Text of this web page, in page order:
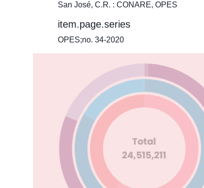
San José, C.R. : CONARE, OPES
item.page.series
OPES;no. 34-2020